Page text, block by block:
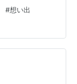
#想い出